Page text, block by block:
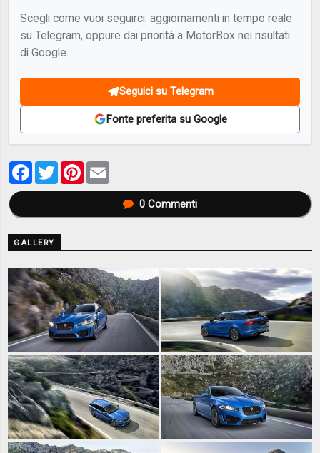
Scegli come vuoi seguirci: aggiornamenti in tempo reale
su Telegram, oppure dai priorità a MotorBox nei risultati
di Google.
Seguici su Telegram
Fonte preferita su Google
Facebook
TwitterPinterest
0Commenti
GALLERY